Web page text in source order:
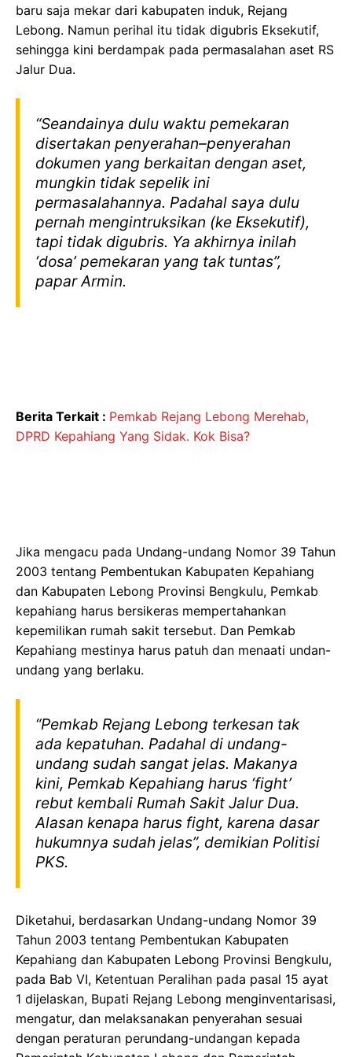
baru saja mekar dari kabupaten induk, Rejang
Lebong. Namun perihal itu tidak digubris Eksekutif,
sehingga kini berdampak pada permasalahan aset RS
Jalur Dua.
“Seandainya dulu waktu pemekaran
disertakan penyerahan–penyerahan
dokumen yang berkaitan dengan aset,
mungkin tidak sepelik ini
permasalahannya. Padahal saya dulu
pernah mengintruksikan (ke Eksekutif),
tapi tidak digubris. Ya akhirnya inilah
‘dosa’ pemekaran yang tak tuntas”,
papar Armin.
Berita Terkait : Pemkab Rejang Lebong Merehab,
DPRD Kepahiang Yang Sidak. Kok Bisa?
Jika mengacu pada Undang-undang Nomor 39 Tahun
2003 tentang Pembentukan Kabupaten Kepahiang
dan Kabupaten Lebong Provinsi Bengkulu, Pemkab
kepahiang harus bersikeras mempertahankan
kepemilikan rumah sakit tersebut. Dan Pemkab
Kepahiang mestinya harus patuh dan menaati undan-
undang yang berlaku.
“Pemkab Rejang Lebong terkesan tak
ada kepatuhan. Padahal di undang-
undang sudah sangat jelas. Makanya
kini, Pemkab Kepahiang harus ‘fight’
rebut kembali Rumah Sakit Jalur Dua.
Alasan kenapa harus fight, karena dasar
hukumnya sudah jelas”, demikian Politisi
PKS.
Diketahui, berdasarkan Undang-undang Nomor 39
Tahun 2003 tentang Pembentukan Kabupaten
Kepahiang dan Kabupaten Lebong Provinsi Bengkulu,
pada Bab VI, Ketentuan Peralihan pada pasal 15 ayat
1 dijelaskan, Bupati Rejang Lebong menginventarisasi,
mengatur, dan melaksanakan penyerahan sesuai
dengan peraturan perundang-undangan kepada